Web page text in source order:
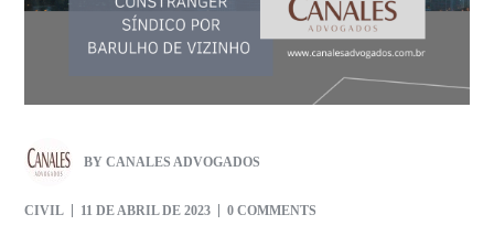
BYCANALES ADVOGADOS
CIVIL 11 DE ABRIL DE 2023 0 COMMENTS